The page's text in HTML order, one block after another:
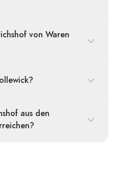
von Waren
aus den